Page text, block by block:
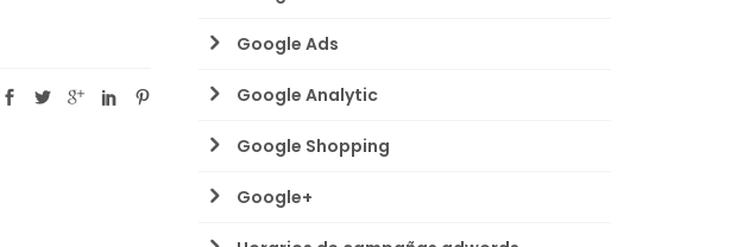
Google Ads
Google Analytic
Google Shopping
Google+